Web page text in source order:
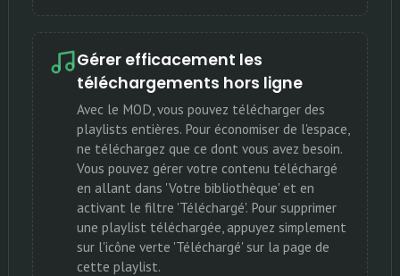
Gérer efficacement les
téléchargements hors ligne
Avec le MOD, vous pouvez télécharger des
playlists entières. Pour économiser de l'espace,
ne téléchargez que ce dont vous avez besoin.
Vous pouvez gérer votre contenu téléchargé
en allant dans 'Votre bibliothèque' et en
activant le filtre 'Téléchargé'. Pour supprimer
une playlist téléchargée, appuyez simplement
sur l'icône verte 'Téléchargé' sur la page de
cette playlist.